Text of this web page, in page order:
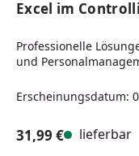
Excel im
Professionelle
und
Erscheinungsdatum:
31,99 € lieferbar